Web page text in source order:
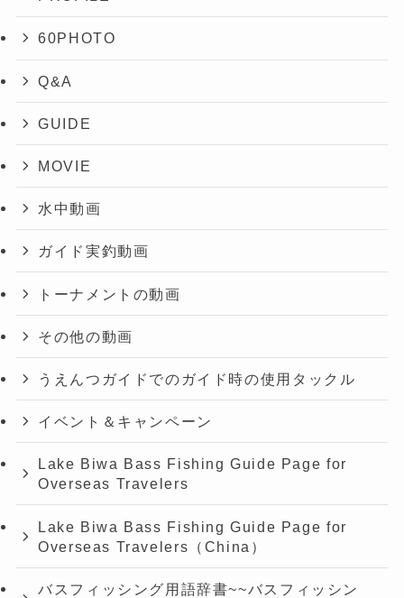
60PHOTO
Q&A
GUIDE
MOVIE
水中動画
ガイド実釣動画
トーナメントの動画
その他の動画
うえんつガイドでのガイド時の使用タックル
イベント＆キャンペーン
Lake Biwa Bass Fishing Guide Page for
Overseas Travelers
Lake Biwa Bass Fishing Guide Page for
Overseas Travelers（China）
バスフィッシング用語辞書~~バスフィッシン